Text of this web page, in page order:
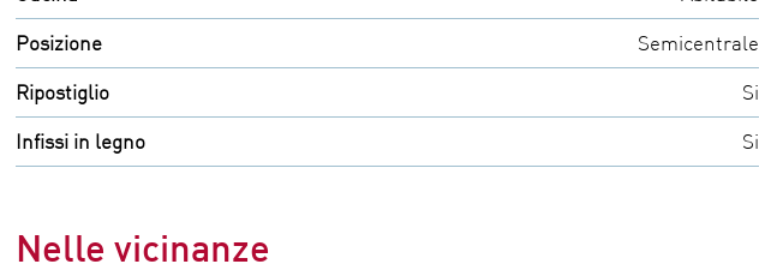
Posizione
Semicentrale
Ripostiglio
Si
Infissi in legno
Si
Nelle vicinanze